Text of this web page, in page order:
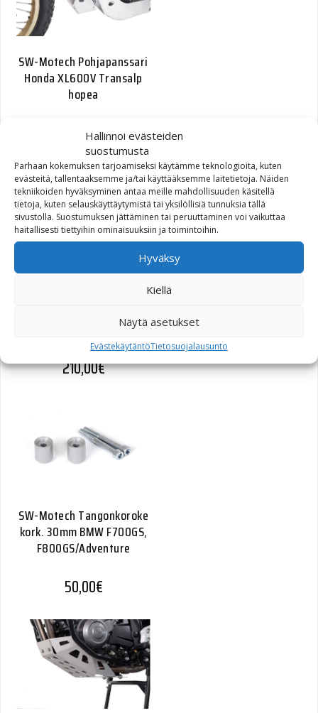
Hallinnoi evästeiden
suostumusta
Parhaan kokemuksen tarjoamiseksi käytämme teknologioita, kuten
evästeitä, tallentaaksemme ja/tai käyttääksemme laitetietoja. Näiden
tekniikoiden hyväksyminen antaa meille mahdollisuuden käsitellä
tietoja, kuten selauskäyttäytymistä tai yksilöllisiä tunnuksia tällä
sivustolla. Suostumuksen jättäminen tai peruuttaminen voi vaikuttaa
haitallisesti tiettyihin ominaisuuksiin ja toimintoihin.
Hyväksy
Kiellä
Näytä asetukset
EvästekäytäntöTietosuojalausunto
SW-Motech Pohjapanssari
Honda XL600V Transalp
hopea
240,00€
Strom / Kawasaki KLV 1000
210,00€
SW-Motech Tangonkoroke
kork. 30mm BMW F700GS,
F800GS/Adventure
50,00€